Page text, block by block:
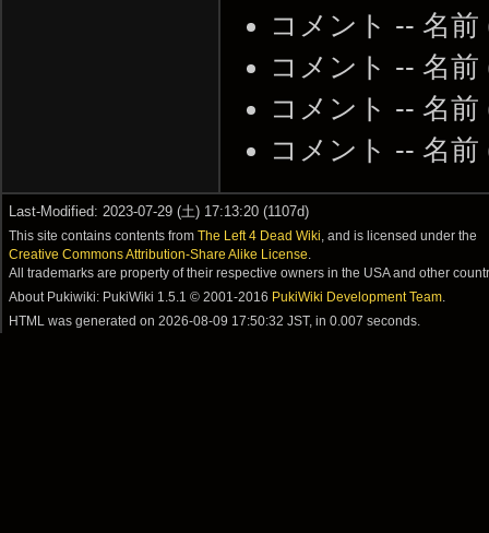
コメント -- 名前
コメント -- 名前
コメント -- 名前
コメント -- 名前
Last-Modified: 2023-07-29 (土) 17:13:20 (1107d)
This site contains contents fromThe Left 4 Dead Wiki , and is licensed under the
Creative Commons Attribution-Share Alike License
All trademarks are property of their respective owners in the USA and other
About Pukiwiki: PukiWiki 1.5.1 © 2001-2016 PukiWiki Development Team
HTML was generated on2026-08-09 17:50:32 JST, in 0.007 seconds.